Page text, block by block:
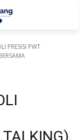
PRESISI PWT